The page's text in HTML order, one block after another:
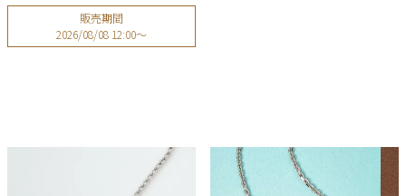
販売期間
2026/08/08 12:00〜